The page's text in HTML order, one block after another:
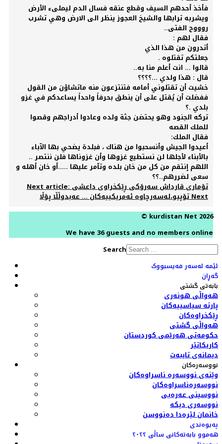
فأخذ أحدهم السيف وقطع عنقه فسال الدم ليملىء الأرض
ويشربه ترابها والشيخ العجوز ينظر الى الارض وهي تشرب
روووح الفتى..
فقال لهم :
أتدرون من هذا الذي
جعلتكم تقتلوه .
قالوا ... انت أعلم منا به..
قال : هذا ولدي ...؟؟؟؟
خشيت أن تقتلوني أمامه فتنتزعون منه ماتشاؤن من القول
ففضلت أن يُقتل على أن ينطق بحرفاً واحداً يساعدكم في غزو
بلدي .؟
تركه الجنود وهو يحتضن جثة ولده وعادوا أدراجهم وقصوا
للملك القصه
فقال الملك:
أعيدوا الجيش وأنسحبوا من هناك ، فبلدة يضحي بها الآباء
بالأبناء لأجلها لن نستطيع غزوها وأن غزوناها فلن ننتصر ..
اللهم إنتقم من كل من خان بلده وتآمر عليها .....أو خان أهله و
سعى لضررهم..؟؟
Next article: تۆماری قارداش سەرۆکی ڕێکخراوی داعشی
تۆپیو،لەسەرچاوە ئەمریکییەکان ... عەبدوڵڵا پۆڵاNext
© kurdistan Net 2026
We have 36 guests and no members online
Search
ئێمە لەسەر فەیسبووک
گەڕان
بابەتی گشتی
هەواڵی هونەری
پارتە سیاسییەکان
ڕێکخراوەکان
هەواڵی گشتی
حکومەتی هەرێمی کوردستان
کاریکاتێر
دیمانەی تایبەت
نووسەرەکان
وێنەی نووسەرە ناسراوەکان
نووسەرەناسراوەکان
نووسینی عەرەبی
نووسەری دیکە
خانمان لێرەدا دەنووسن
پەیوەندی
هەموو بابەتەکانی ساڵی ٢٠٢٢